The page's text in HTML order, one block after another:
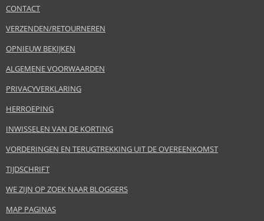
CONTACT
VERZENDEN/RETOURNEREN
OPNIEUW BEKIJKEN
ALGEMENE VOORWAARDEN
PRIVACYVERKLARING
HERROEPING
INWISSELEN VAN DE KORTING
VORDERINGEN EN TERUGTREKKING UIT DE OVEREENKOMST
TIJDSCHRIFT
WE ZIJN OP ZOEK NAAR BLOGGERS
MAP PAGINAS